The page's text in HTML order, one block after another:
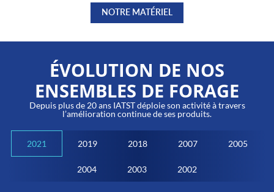
NOTRE MATÉRIEL
ÉVOLUTION DE NOS
ENSEMBLES DE FORAGE
Depuis plus de 20 ans IATST déploie son activité à travers
l’amélioration continue de ses produits.
2021 2019 2018 2007 2005
2004 2003 2002